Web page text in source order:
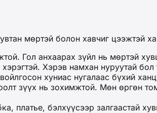
мөртэй болон хавчиг цээжтэй
Гол анхаарах зүйл нь мөртэй
Хэрэв намхан нуруутай
хуниас нугалаас бүхий
зүүх нь зохимжтой. Мөн өргөн
платье, бэлхүүсээр залгаастай